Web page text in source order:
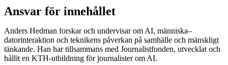
Ansvar för innehållet
Anders Hedman forskar och undervisar om AI, människa–
datorinteraktion och teknikens påverkan på samhälle och mänskligt
tänkande. Han har tillsammans med Journalistfonden, utvecklat och
hållit en KTH-utbildning för journalister om AI.